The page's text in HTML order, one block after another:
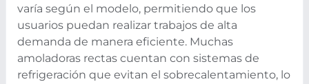
varía según el modelo, permitiendo que los
usuarios puedan realizar trabajos de alta
demanda de manera eficiente. Muchas
amoladoras rectas cuentan con sistemas de
refrigeración que evitan el sobrecalentamiento, lo